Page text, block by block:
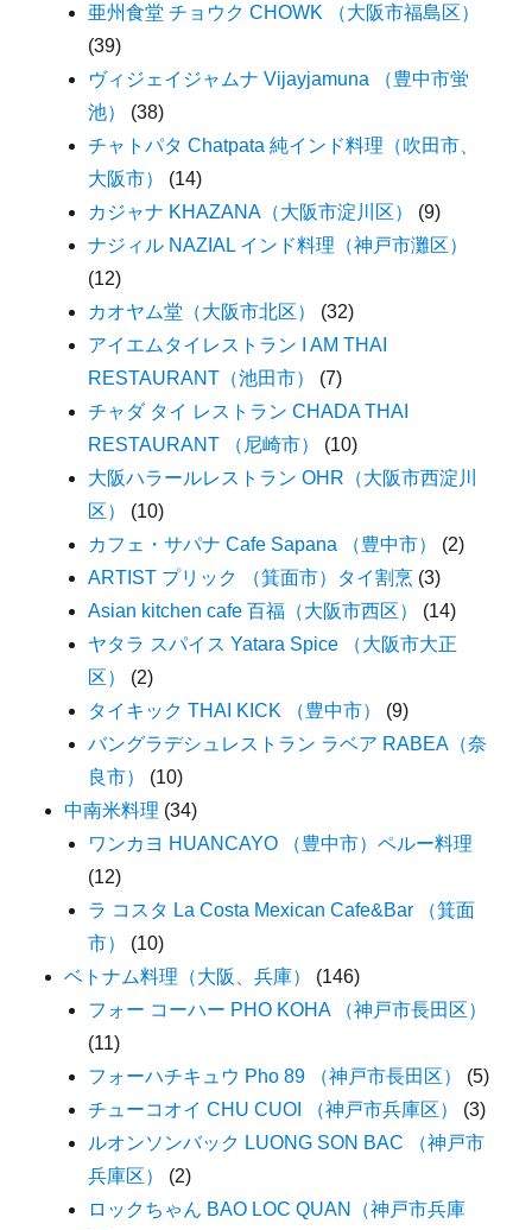
亜州食堂 チョウク CHOWK （大阪市福島区）
(39)
ヴィジェイジャムナ Vijayjamuna （豊中市蛍
池）
(38)
チャトパタ Chatpata 純インド料理（吹田市、
大阪市）
(14)
カジャナ KHAZANA（大阪市淀川区）
(9)
ナジィル NAZIAL インド料理（神戸市灘区）
(12)
カオヤム堂（大阪市北区）
(32)
アイエムタイレストラン I AM THAI
RESTAURANT（池田市）
(7)
チャダ タイ レストラン CHADA THAI
RESTAURANT （尼崎市）
(10)
大阪ハラールレストラン OHR（大阪市西淀川
区）
(10)
カフェ・サパナ Cafe Sapana （豊中市）
(2)
ARTIST プリック （箕面市）タイ割烹 (3)
Asian kitchen cafe 百福（大阪市西区）
(14)
ヤタラ スパイス Yatara Spice （大阪市大正
区）
(2)
タイキック THAI KICK （豊中市）
(9)
バングラデシュレストラン ラベア RABEA（奈
良市）
(10)
中南米料理 (34)
ワンカヨ HUANCAYO （豊中市）ペルー料理
(12)
ラ コスタ La Costa Mexican Cafe&Bar （箕面
市）
(10)
ベトナム料理（大阪、兵庫）
(146)
フォー コーハー PHO KOHA （神戸市長田区）
(11)
フォーハチキュウ Pho 89 （神戸市長田区）
(5)
チューコオイ CHU CUOI （神戸市兵庫区）
(3)
ルオンソンバック LUONG SON BAC （神戸市
兵庫区）
(2)
ロックちゃん BAO LOC QUAN（神戸市兵庫